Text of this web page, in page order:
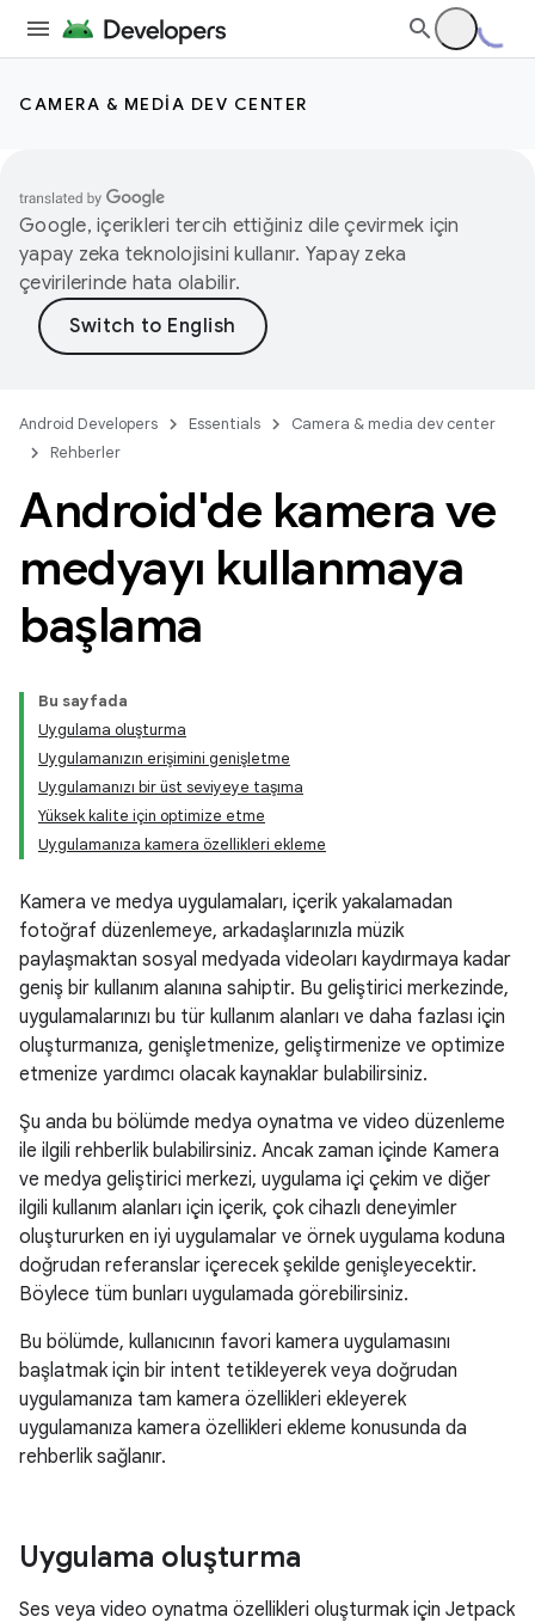
CAMERA & MEDIA DEV CENTER
Google, içerikleri tercih ettiğiniz dile çevirmek için
yapay zeka teknolojisini kullanır. Yapay zeka
çevirilerinde hata olabilir.
Android Developers Essentials
Camera & media dev center
Rehberler
Android'de kamera ve
medyayı kullanmaya
başlama
Bu sayfada
Uygulama oluşturma
Uygulamanızın erişimini genişletme
Uygulamanızı bir üst seviyeye taşıma
Yüksek kalite için optimize etme
Uygulamanıza kamera özellikleri ekleme
Kamera ve medya uygulamaları, içerik yakalamadan
fotoğraf düzenlemeye, arkadaşlarınızla müzik
paylaşmaktan sosyal medyada videoları kaydırmaya kadar
geniş bir kullanım alanına sahiptir. Bu geliştirici merkezinde,
uygulamalarınızı bu tür kullanım alanları ve daha fazlası için
oluşturmanıza, genişletmenize, geliştirmenize ve optimize
etmenize yardımcı olacak kaynaklar bulabilirsiniz.
Şu anda bu bölümde medya oynatma ve video düzenleme
ile ilgili rehberlik bulabilirsiniz. Ancak zaman içinde Kamera
ve medya geliştirici merkezi, uygulama içi çekim ve diğer
ilgili kullanım alanları için içerik, çok cihazlı deneyimler
oluştururken en iyi uygulamalar ve örnek uygulama koduna
doğrudan referanslar içerecek şekilde genişleyecektir.
Böylece tüm bunları uygulamada görebilirsiniz.
Bu bölümde, kullanıcının favori kamera uygulamasını
başlatmak için bir intent tetikleyerek veya doğrudan
uygulamanıza tam kamera özellikleri ekleyerek
uygulamanıza kamera özellikleri ekleme konusunda da
rehberlik sağlanır.
Uygulama oluşturma
Ses veya video oynatma özellikleri oluşturmak için Jetpack